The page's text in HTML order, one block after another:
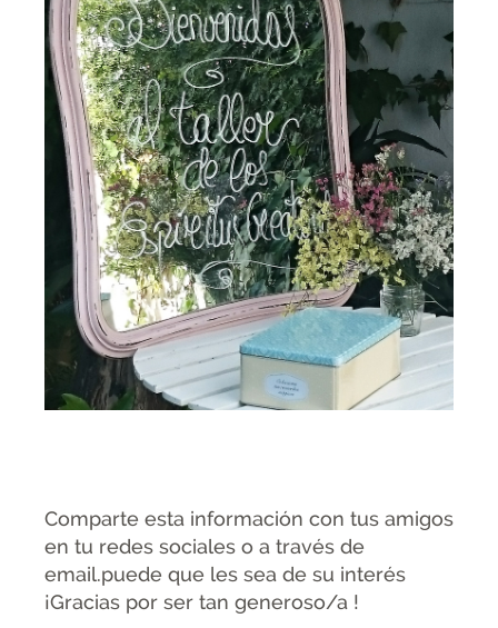
Comparte esta información con tus amigos
en tu redes sociales o a través de
email.puede que les sea de su interés
¡Gracias por ser tan generoso/a !